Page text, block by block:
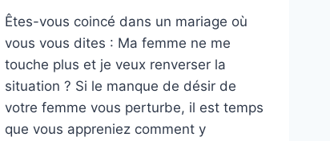
Êtes-vous coincé dans un mariage où
vous vous dites : Ma femme ne me
touche plus et je veux renverser la
situation ? Si le manque de désir de
votre femme vous perturbe, il est temps
que vous appreniez comment y